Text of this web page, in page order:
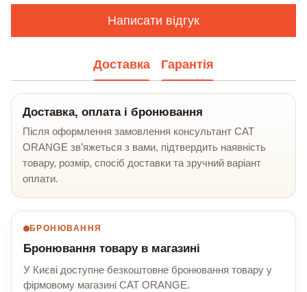
Написати відгук
Доставка Гарантія
Доставка, оплата і бронювання
Після оформлення замовлення консультант CAT
ORANGE зв’яжеться з вами, підтвердить наявність
товару, розмір, спосіб доставки та зручний варіант
оплати.
БРОНЮВАННЯ
Бронювання товару в магазині
У Києві доступне безкоштовне бронювання товару у
фірмовому магазині CAT ORANGE.